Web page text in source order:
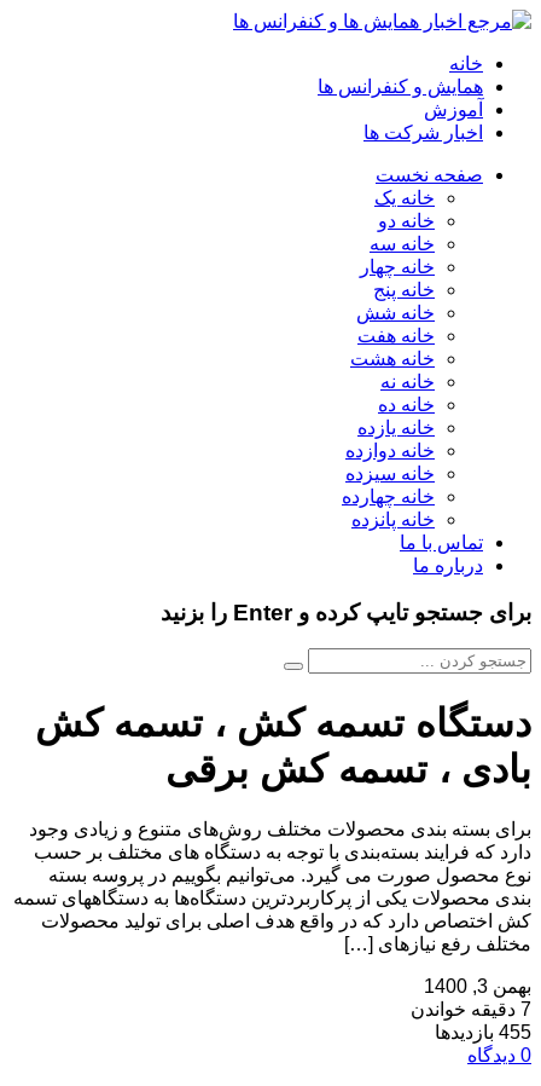
خانه
همایش و کنفرانس ها
آموزش
اخبار شرکت ها
صفحه نخست
خانه یک
خانه دو
خانه سه
خانه چهار
خانه پنج
خانه شش
خانه هفت
خانه هشت
خانه نه
خانه ده
خانه یازده
خانه دوازده
خانه سیزده
خانه چهارده
خانه پانزده
تماس با ما
درباره ما
برای جستجو تایپ کرده و Enter را بزنید
دستگاه تسمه کش ، تسمه کش
بادی ، تسمه کش برقی
برای بسته بندی محصولات مختلف روش‌های متنوع و زیادی وجود
دارد که فرایند بسته‌بندی با توجه به دستگاه های مختلف بر حسب
نوع محصول صورت می گیرد. می‌توانیم بگوییم در پروسه بسته
بندی محصولات یکی از پرکاربردترین دستگاه‌ها به دستگاههای تسمه
کش اختصاص دارد که در واقع هدف اصلی برای تولید محصولات
مختلف رفع نیازهای […]
بهمن 3, 1400
7 دقیقه خواندن
455 بازدیدها
0 دیدگاه